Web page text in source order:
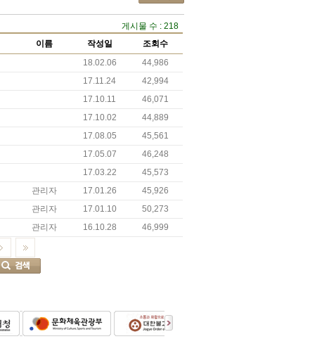
게시물 수 : 218
이름 작성일
조회수
18.02.06
44,986
17.11.24
42,994
17.10.11
46,071
17.10.02
44,889
17.08.05
45,561
17.05.07
46,248
17.03.22
45,573
관리자 17.01.26
45,926
관리자 17.01.10
50,273
관리자 16.10.28 46,999